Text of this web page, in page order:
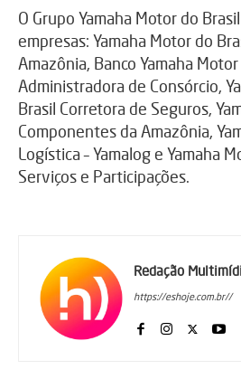
O Grupo Yamaha Motor do
empresas: Yamaha Motor do
Amazônia, Banco Yamaha
Administradora de Consórcio,
Brasil Corretora de Seguros,
Componentes da Amazônia,
Logística – Yamalog e Yamaha
Serviços e Participações.
Redação
https://eshoje.com.br//